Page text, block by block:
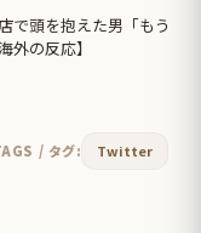
で頭を抱えた男「もう
外の反応】
/ タグ:
Twitter